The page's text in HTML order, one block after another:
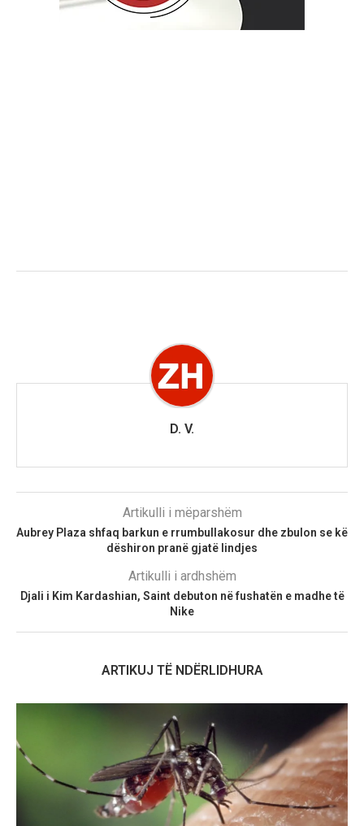
D. V.
Artikulli i mëparshëm
Aubrey Plaza shfaq barkun e rrumbullakosur dhe zbulon se kë
dëshiron pranë gjatë lindjes
Artikulli i ardhshëm
Djali i Kim Kardashian, Saint debuton në fushatën e madhe të
Nike
ARTIKUJ TË NDËRLIDHURA